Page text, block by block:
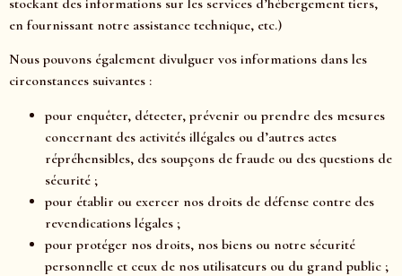
en fournissant notre assistance technique, etc.)
Nous pouvons également divulguer vos informations dans les
circonstances suivantes :
pour enquêter, détecter, prévenir ou prendre des mesures
concernant des activités illégales ou d’autres actes
répréhensibles, des soupçons de fraude ou des questions de
sécurité ;
pour établir ou exercer nos droits de défense contre des
revendications légales ;
pour protéger nos droits, nos biens ou notre sécurité
personnelle et ceux de nos utilisateurs ou du grand public ;